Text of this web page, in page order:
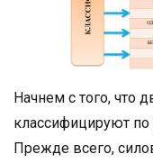
Начнем с того, что
классифицируют по
Прежде всего,